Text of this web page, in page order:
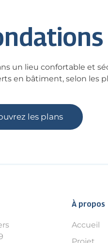
un lieu confortable et
en bâtiment, selon les
les plans
À propos
Accueil